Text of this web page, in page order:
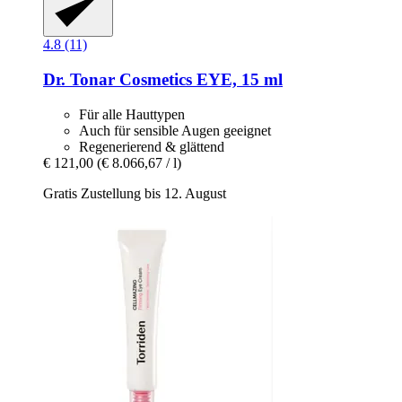
4.8 (11)
Dr. Tonar Cosmetics EYE, 15 ml
Für alle Hauttypen
Auch für sensible Augen geeignet
Regenerierend & glättend
€ 121,00 (€ 8.066,67 / l)
Gratis Zustellung bis 12. August